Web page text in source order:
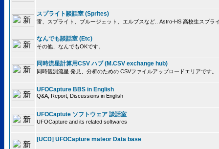
スプライト談話室 (Sprites)
雷、スプライト、ブルージェット、エルブスなど.. Astro-HS 高校生スプラ
なんでも談話室 (Etc)
その他、なんでもOKです。
同時流星計算用CSV ハブ (M.CSV exchange hub)
同時観測流星 発見、分析のための CSVファイルアップロードエリアです。
UFOCapture BBS in English
Q&A, Report, Discussions in English
UFOCaptute ソフトウェア 談話室
UFOCapture and its related softwares
[UCD] UFOCapture mateor Data base